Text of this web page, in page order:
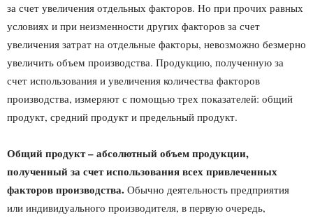
за счет увеличения отдельных факторов. Но при прочих равных
условиях и при неизменности других факторов за счет
увеличения затрат на отдельные факторы, невозможно безмерно
увеличить объем производства. Продукцию, полученную за
счет использования и увеличения количества факторов
производства, измеряют с помощью трех показателей: общий
продукт, средний продукт и предельный продукт.
Общий продукт – абсолютный объем продукции,
полученный за счет использования всех привлеченных
факторов производства. Обычно деятельность предприятия
или индивидуального производителя, в первую очередь,